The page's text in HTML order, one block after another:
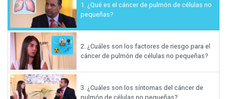
1. ¿Qué es el cáncer de pulmón de células no
pequeñas?
2. ¿Cuáles son los factores de riesgo para el
cáncer de pulmón de células no pequeñas?
3.¿Cuáles son los síntomas del cáncer de
pulmón de células no pequeñas?